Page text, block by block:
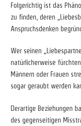
Folgerichtig ist das
zu finden, deren
Anspruchsdenken
Wer seinen
natürlicherweise
Männern oder Frauen
sogar geraubt werden
Derartige Beziehungen
des gegenseitigen